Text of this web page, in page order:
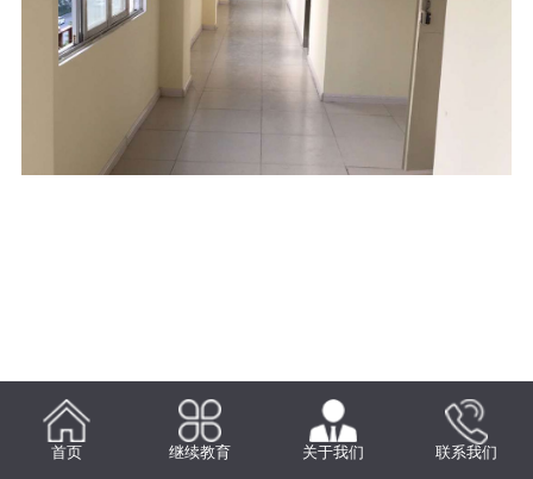
首页 继续教育 关于我们 联系我们